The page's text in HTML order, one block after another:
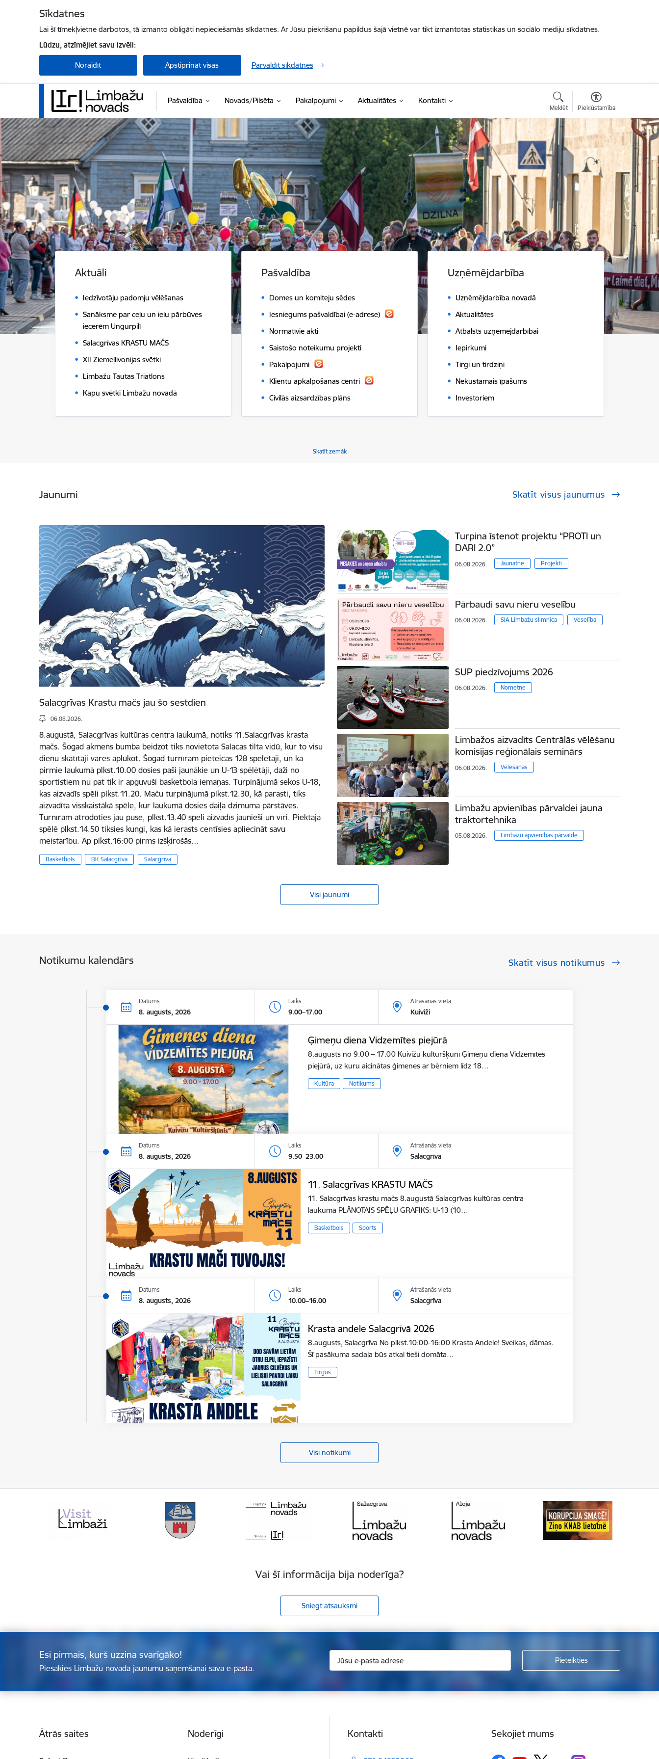
Sīkdatnes
Lai šī tīmekļvietne darbotos, tā izmanto obligāti nepieciešamās sīkdatnes. Ar Jūsu piekrišanu papildus šajā vietnē var tikt izmantotas statistikas un sociālo mediju sīkdatnes.
Lūdzu, atzīmējiet savu izvēli:
Noraidīt Apstiprināt visas Pārvaldīt sīkdatnes
Pašvaldība Novads/Pilsēta Pakalpojumi Aktualitātes Kontakti
Meklēt Piekļūstamība
Limbažu novada pašvaldība
Aktuāli
Iedzīvotāju padomju vēlēšanas
Sanāksme par ceļu un ielu pārbūves
iecerēm Ungurpilī
Salacgrīvas KRASTU MAČS
XII Ziemeļlivonijas svētki
Limbažu Tautas Triatlons
Kapu svētki Limbažu novadā
Pašvaldība
Domes un komiteju sēdes
Iesniegums pašvaldībai (e-adrese)
Normatīvie akti
Saistošo noteikumu projekti
Pakalpojumi
Klientu apkalpošanas centri
Civilās aizsardzības plāns
Uzņēmējdarbība
Uzņēmējdarbība novadā
Aktualitātes
Atbalsts uzņēmējdarbībai
Iepirkumi
Tirgi un tirdziņi
Nekustamais īpašums
Investoriem
Skatīt zemāk
Jaunumi Skatīt visus jaunumus
Salacgrīvas Krastu mačs jau šo sestdien
06.08.2026.
8.augustā, Salacgrīvas kultūras centra laukumā, notiks 11.Salacgrīvas krasta
mačs. Šogad akmens bumba beidzot tiks novietota Salacas tilta vidū, kur to visu
dienu skatītāji varēs aplūkot. Šogad turnīram pieteicās 128 spēlētāji, un kā
pirmie laukumā plkst.10.00 dosies paši jaunākie un U-13 spēlētāji, daži no
sportistiem nu pat tik ir apguvuši basketbola iemaņas. Turpinājumā sekos U-18,
kas aizvadīs spēli plkst.11.20. Maču turpinājumā plkst.12.30, kā parasti, tiks
aizvadīta visskaistākā spēle, kur laukumā dosies daiļa dzimuma pārstāves.
Turnīram atrodoties jau pusē, plkst.13.40 spēli aizvadīs jaunieši un vīri. Piektajā
spēlē plkst.14.50 tiksies kungi, kas kā ierasts centīsies apliecināt savu
meistarību. Ap plkst.16:00 pirms izšķirošās…
Basketbols BK Salacgrīva Salacgrīva
Turpina īstenot projektu “PROTI un
DARI 2.0”
06.08.2026. Jaunatne Projekti
Pārbaudi savu nieru veselību
06.08.2026. SIA Limbažu slimnīca Veselība
SUP piedzīvojums 2026
06.08.2026. Nometne
Limbažos aizvadīts Centrālās vēlēšanu
komisijas reģionālais seminārs
06.08.2026. Vēlēšanas
Limbažu apvienības pārvaldei jauna
traktortehnika
05.08.2026. Limbažu apvienības pārvalde
Visi jaunumi
Notikumu kalendārs Skatīt visus notikumus
Datums
8. augusts, 2026
Laiks
9.00–17.00
Atrašanās vieta
Kuiviži
Ģimeņu diena Vidzemītes piejūrā
8.augusts no 9.00 – 17.00 Kuivižu kultūršķūnī Ģimeņu diena Vidzemītes
piejūrā, uz kuru aicinātas ģimenes ar bērniem līdz 18…
Kultūra Notikums
Datums
8. augusts, 2026
Laiks
9.50–23.00
Atrašanās vieta
Salacgrīva
11. Salacgrīvas KRASTU MAČS
11. Salacgrīvas krastu mačs 8.augustā Salacgrīvas kultūras centra
laukumā PLĀNOTAIS SPĒĻU GRAFIKS: U-13 (10…
Basketbols Sports
Datums
8. augusts, 2026
Laiks
10.00–16.00
Atrašanās vieta
Salacgrīva
Krasta andele Salacgrīvā 2026
8.augusts, Salacgrīva No plkst.10:00-16:00 Krasta Andele! Sveikas, dāmas.
Šī pasākuma sadaļa būs atkal tieši domāta…
Tirgus
Visi notikumi
Vai šī informācija bija noderīga?
Sniegt atsauksmi
Esi pirmais, kurš uzzina svarīgāko!
Piesakies Limbažu novada jaunumu saņemšanai savā e-pastā.
Ātrās saites Noderīgi Kontakti Sekojiet mums